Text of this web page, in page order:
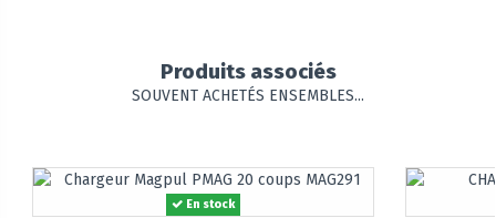
Produits associés
SOUVENT ACHETÉS ENSEMBLES...
En stock